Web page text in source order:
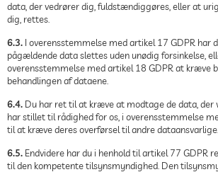
data, der vedrører dig, fuldstændiggøres, eller at
dig, rettes.
6.3. I overensstemmelse med artikel 17 GDPR har
pågældende data slettes uden unødig forsinkelse,
overensstemmelse med artikel 18 GDPR at kræve
behandlingen af dataene.
6.4. Du har ret til at kræve at modtage de data, der
har stillet til rådighed for os, i overensstemmelse
til at kræve deres overførsel til andre dataansvarlige.
6.5. Endvidere har du i henhold til artikel 77 GDPR
til den kompetente tilsynsmyndighed. Den